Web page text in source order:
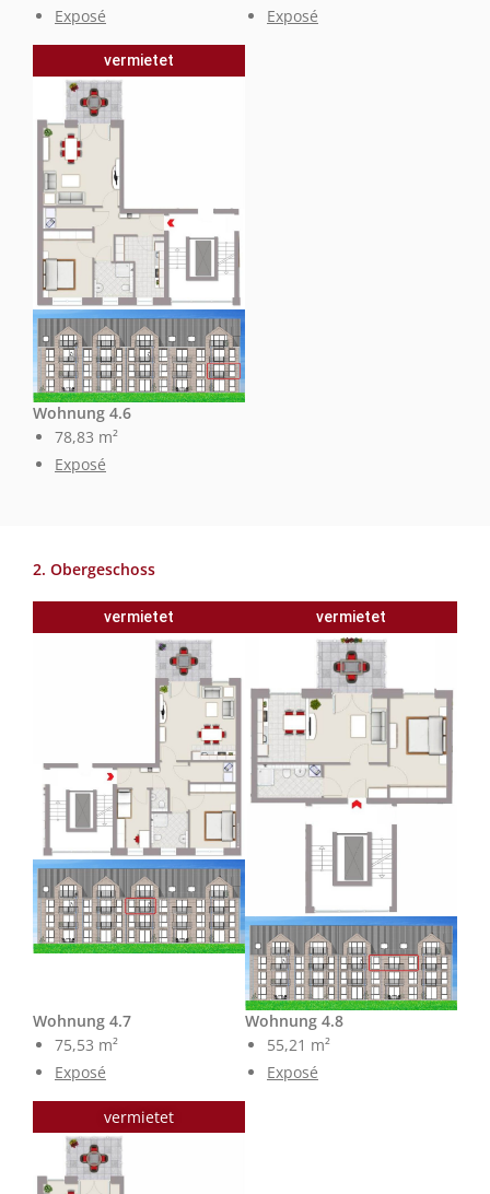
Exposé
Exposé
vermietet
Wohnung 4.6
78,83 m²
Exposé
2. Obergeschoss
vermietet
Wohnung 4.7
75,53 m²
Exposé
vermietet
Wohnung 4.8
55,21 m²
Exposé
vermietet